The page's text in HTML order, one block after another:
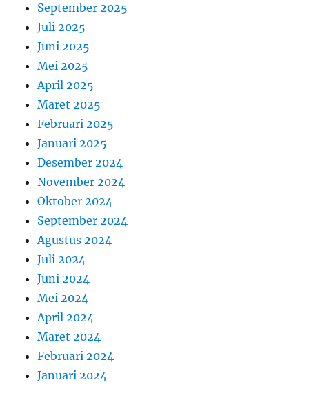
September 2025
Juli 2025
Juni 2025
Mei 2025
April 2025
Maret 2025
Februari 2025
Januari 2025
Desember 2024
November 2024
Oktober 2024
September 2024
Agustus 2024
Juli 2024
Juni 2024
Mei 2024
April 2024
Maret 2024
Februari 2024
Januari 2024